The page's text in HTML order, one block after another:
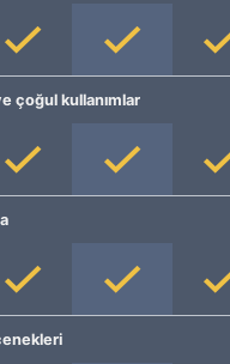
çoğul kullanımlar